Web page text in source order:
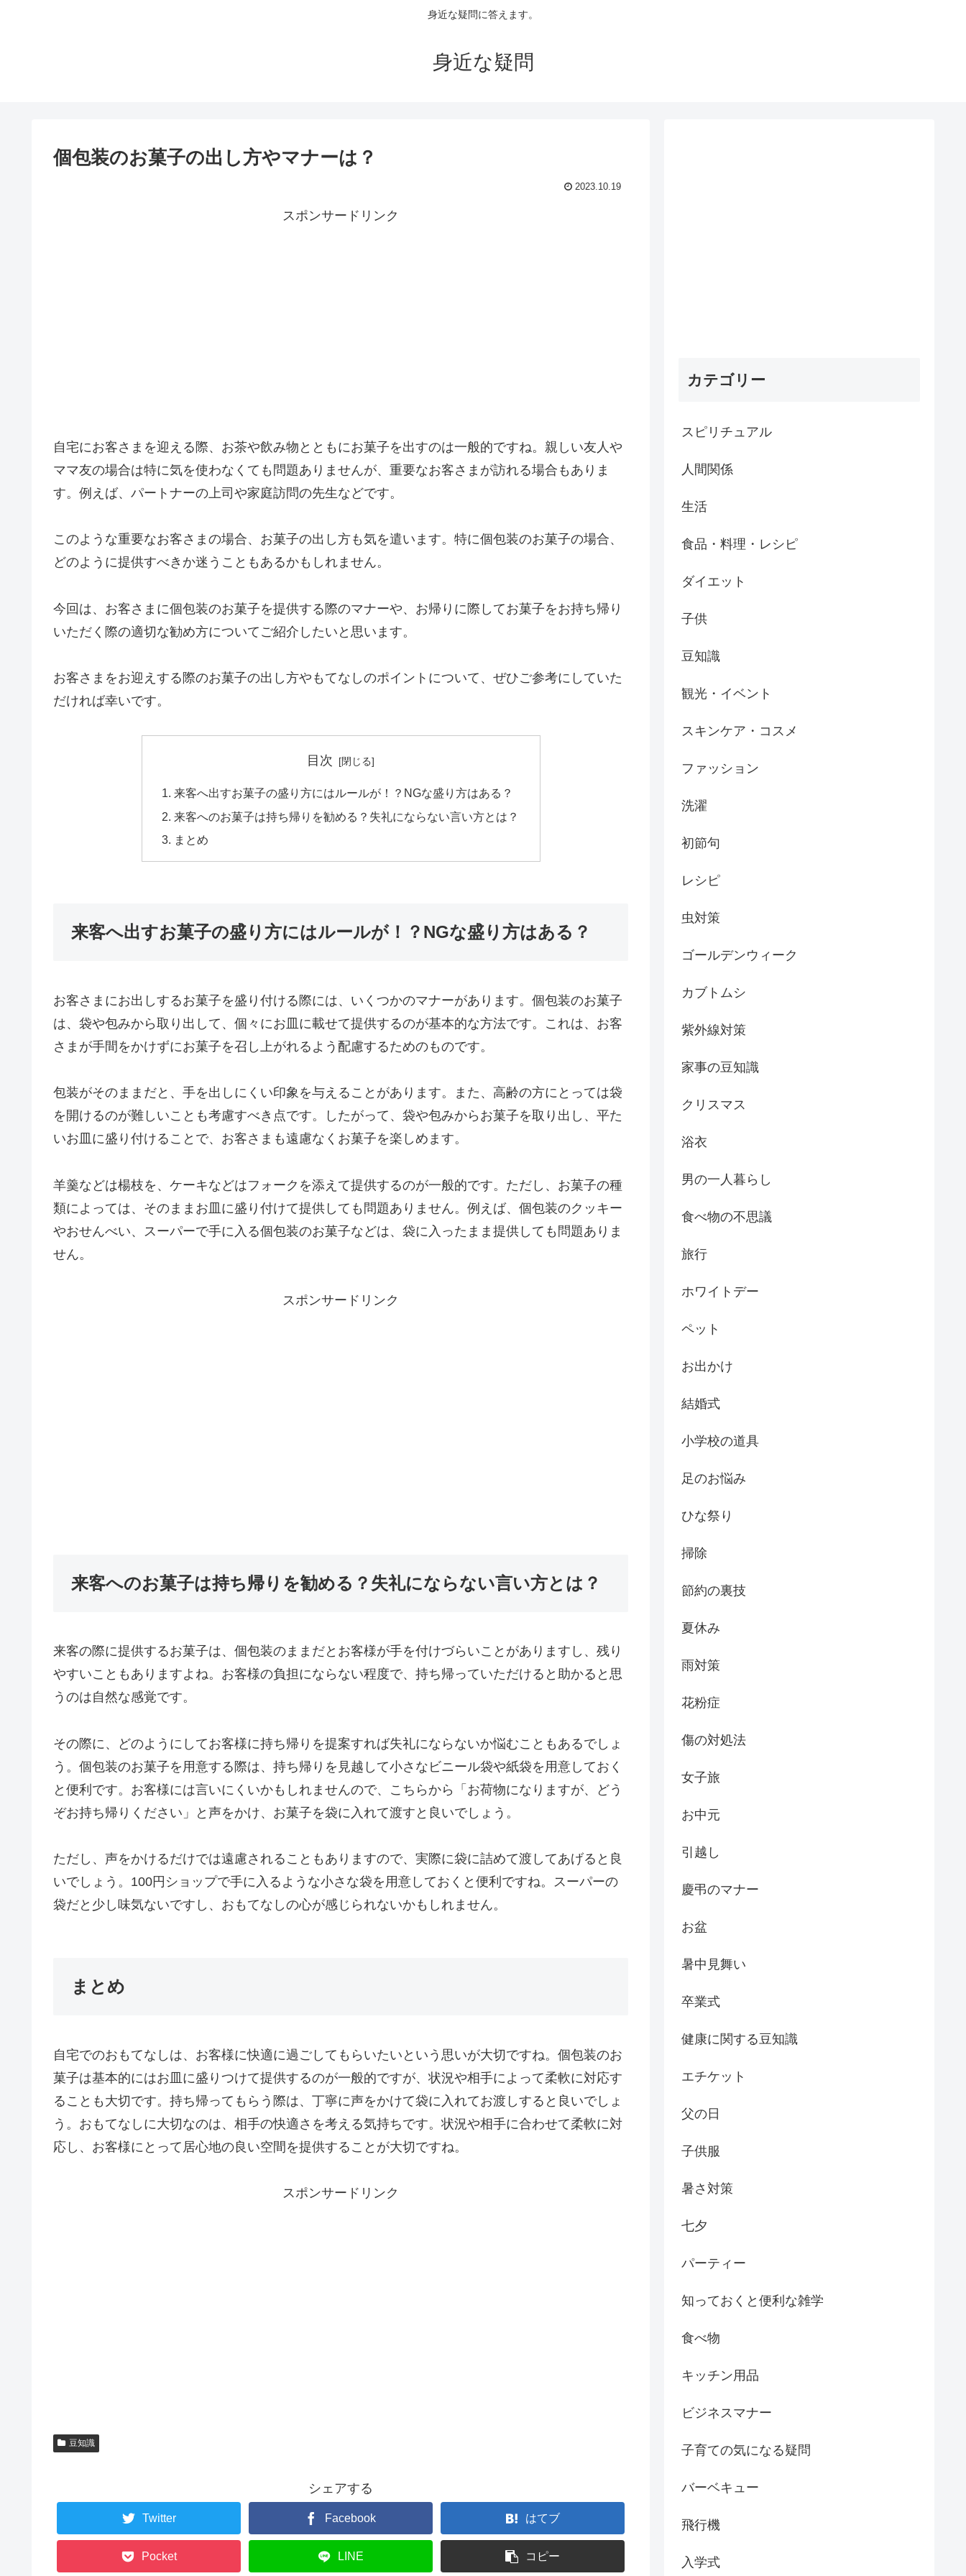
身近な疑問に答えます。
身近な疑問
個包装のお菓子の出し方やマナーは？
2023.10.19
スポンサードリンク
自宅にお客さまを迎える際、お茶や飲み物とともにお菓子を出すのは一般的ですね。親しい友人や
ママ友の場合は特に気を使わなくても問題ありませんが、重要なお客さまが訪れる場合もありま
す。例えば、パートナーの上司や家庭訪問の先生などです。
このような重要なお客さまの場合、お菓子の出し方も気を遣います。特に個包装のお菓子の場合、
どのように提供すべきか迷うこともあるかもしれません。
今回は、お客さまに個包装のお菓子を提供する際のマナーや、お帰りに際してお菓子をお持ち帰り
いただく際の適切な勧め方についてご紹介したいと思います。
お客さまをお迎えする際のお菓子の出し方やもてなしのポイントについて、ぜひご参考にしていた
だければ幸いです。
目次
来客へ出すお菓子の盛り方にはルールが！？NGな盛り方はある？
来客へのお菓子は持ち帰りを勧める？失礼にならない言い方とは？
まとめ
来客へ出すお菓子の盛り方にはルールが！？NGな盛り方はある？
お客さまにお出しするお菓子を盛り付ける際には、いくつかのマナーがあります。個包装のお菓子
は、袋や包みから取り出して、個々にお皿に載せて提供するのが基本的な方法です。これは、お客
さまが手間をかけずにお菓子を召し上がれるよう配慮するためのものです。
包装がそのままだと、手を出しにくい印象を与えることがあります。また、高齢の方にとっては袋
を開けるのが難しいことも考慮すべき点です。したがって、袋や包みからお菓子を取り出し、平た
いお皿に盛り付けることで、お客さまも遠慮なくお菓子を楽しめます。
羊羹などは楊枝を、ケーキなどはフォークを添えて提供するのが一般的です。ただし、お菓子の種
類によっては、そのままお皿に盛り付けて提供しても問題ありません。例えば、個包装のクッキー
やおせんべい、スーパーで手に入る個包装のお菓子などは、袋に入ったまま提供しても問題ありま
せん。
スポンサードリンク
来客へのお菓子は持ち帰りを勧める？失礼にならない言い方とは？
来客の際に提供するお菓子は、個包装のままだとお客様が手を付けづらいことがありますし、残り
やすいこともありますよね。お客様の負担にならない程度で、持ち帰っていただけると助かると思
うのは自然な感覚です。
その際に、どのようにしてお客様に持ち帰りを提案すれば失礼にならないか悩むこともあるでしょ
う。個包装のお菓子を用意する際は、持ち帰りを見越して小さなビニール袋や紙袋を用意しておく
と便利です。お客様には言いにくいかもしれませんので、こちらから「お荷物になりますが、どう
ぞお持ち帰りください」と声をかけ、お菓子を袋に入れて渡すと良いでしょう。
ただし、声をかけるだけでは遠慮されることもありますので、実際に袋に詰めて渡してあげると良
いでしょう。100円ショップで手に入るような小さな袋を用意しておくと便利ですね。スーパーの
袋だと少し味気ないですし、おもてなしの心が感じられないかもしれません。
まとめ
自宅でのおもてなしは、お客様に快適に過ごしてもらいたいという思いが大切ですね。個包装のお
菓子は基本的にはお皿に盛りつけて提供するのが一般的ですが、状況や相手によって柔軟に対応す
ることも大切です。持ち帰ってもらう際は、丁寧に声をかけて袋に入れてお渡しすると良いでしょ
う。おもてなしに大切なのは、相手の快適さを考える気持ちです。状況や相手に合わせて柔軟に対
応し、お客様にとって居心地の良い空間を提供することが大切ですね。
スポンサードリンク
豆知識
シェアする
Twitter Facebook はてブ
Pocket LINE コピー
カテゴリー
スピリチュアル
人間関係
生活
食品・料理・レシピ
ダイエット
子供
豆知識
観光・イベント
スキンケア・コスメ
ファッション
洗濯
初節句
レシピ
虫対策
ゴールデンウィーク
カブトムシ
紫外線対策
家事の豆知識
クリスマス
浴衣
男の一人暮らし
食べ物の不思議
旅行
ホワイトデー
ペット
お出かけ
結婚式
小学校の道具
足のお悩み
ひな祭り
掃除
節約の裏技
夏休み
雨対策
花粉症
傷の対処法
女子旅
お中元
引越し
慶弔のマナー
お盆
暑中見舞い
卒業式
健康に関する豆知識
エチケット
父の日
子供服
暑さ対策
七夕
パーティー
知っておくと便利な雑学
食べ物
キッチン用品
ビジネスマナー
子育ての気になる疑問
バーベキュー
飛行機
入学式